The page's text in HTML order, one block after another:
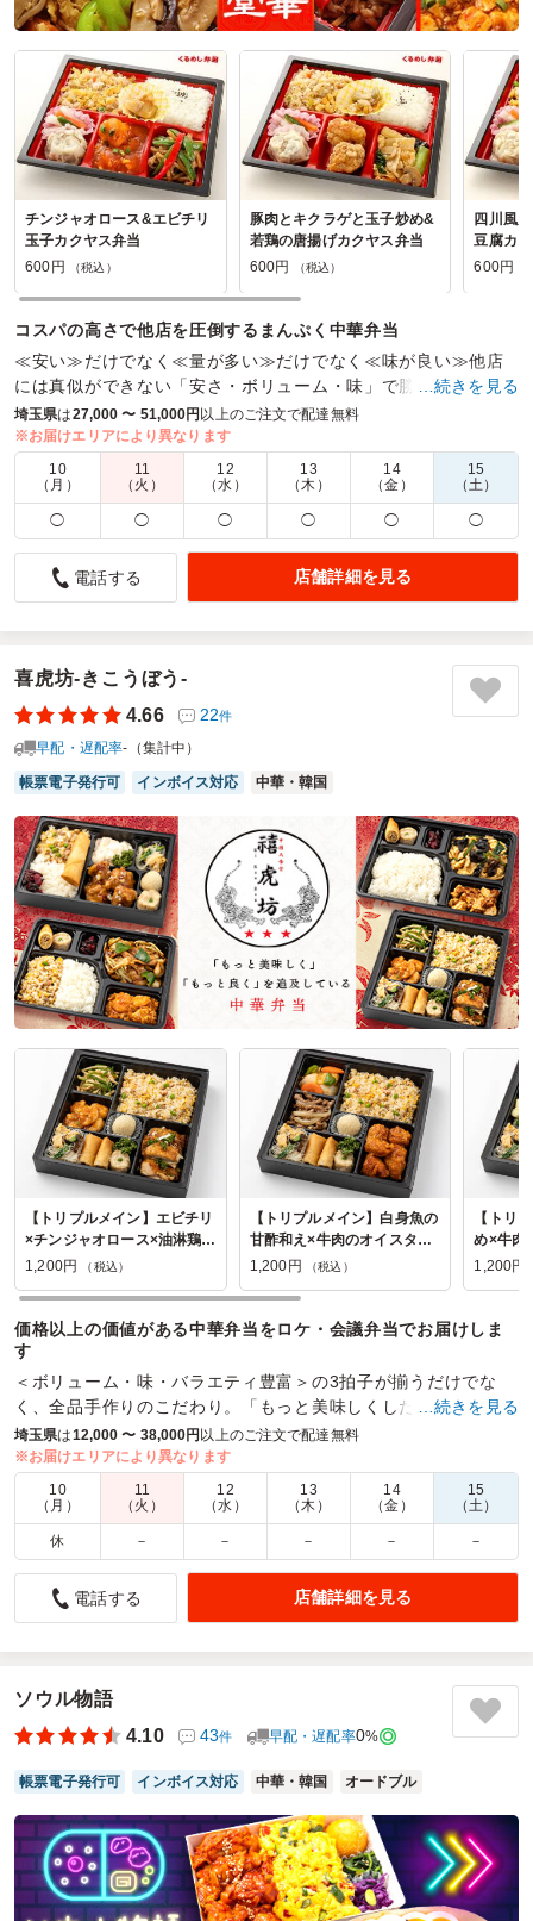
チンジャオロース&エビチリ
玉子カクヤス弁当
600円
（税込）
豚肉とキクラゲと玉子炒め&
若鶏の唐揚げカクヤス弁当
600円
（税込）
四川風
豆腐カ
600円
コスパの高さで他店を圧倒するまんぷく中華弁当
≪安い≫だけでなく≪量が多い≫だけでなく≪味が良い≫他店
には真似ができない「安さ・ボリューム・味」で勝負しており
ます。
商品数： 49 締切日時： 1日前12:00 価格帯： 600円～1,500円
配達時間：
10:30～21:00
味付けは最高。
5.0
会議用のお弁当として注文しました。量が心配でしたが、見
た目がおいしそうだったので注文してみました。この値段な
かりです。小食女子にはちょうど良いかもしれませんが、物
足りません。コスパ最強には疑問を感じます。
ご利用シーン：会議・セミナー
まんぷく中華食堂の口コミをもっと見る
…続きを見る
埼玉県は27,000 〜 51,000円 以上のご注文で配達無料
※お届けエリアにより異なります
10
（月）
11
（火）
12
（水）
13
（木）
14
（金）
15
（土）
◯ ◯ ◯ ◯ ◯ ◯
電話する 店舗詳細を見る
喜虎坊-きこうぼう-
4.66
22件
早配・遅配率-（集計中）
帳票電子発行可 インボイス対応 中華・韓国
【トリプルメイン】エビチリ
×チンジャオロース×油淋鶏弁
当
1,200円 （税込）
【トリプルメイン】白身魚の
甘酢和え×牛肉のオイスター
炒め×鶏の唐揚げ チリソース
1,200円 （税込）
【トリ
め×牛肉
幕の内
1,200円
価格以上の価値がある中華弁当をロケ・会議弁当でお届けしま
す
＜ボリューム・味・バラエティ豊富＞の3拍子が揃うだけでな
く、全品手作りのこだわり。「もっと美味しくしたい」と強く
願う店主が作る絶品ロケ・会議・イベント特化の中華弁当。
商品数： 47 締切日時： 2日前18:00 価格帯： 700円～1,200円
配達時間：
10:00～19:30
味が最高
5.0 東武ビルマネジメント株式会社
イベントスタッフ用にたのみましたが、みんなが大満足でし
た。また利用します。
ご利用シーン：
埼玉県春日部市粕壁東2025/09/05
…続きを見る
埼玉県は12,000 〜 38,000円 以上のご注文で配達無料
※お届けエリアにより異なります
10
（月）
11
（火）
12
（水）
13
（木）
14
（金）
15
（土）
休 － － － － －
電話する 店舗詳細を見る
ソウル物語
4.10
43件 早配・遅配率0%
帳票電子発行可 インボイス対応 中華・韓国 オードブル